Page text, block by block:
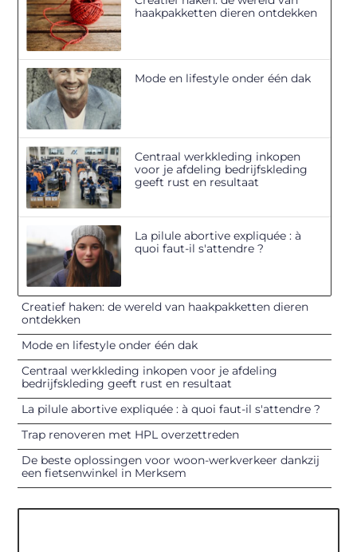
haakpakketten dieren ontdekken
Mode en lifestyle onder één dak
Centraal werkkleding inkopen
voor je afdeling bedrijfskleding
geeft rust en resultaat
La pilule abortive expliquée : à
quoi faut-il s'attendre ?
Creatief haken: de wereld van haakpakketten dieren
ontdekken
Mode en lifestyle onder één dak
Centraal werkkleding inkopen voor je afdeling
bedrijfskleding geeft rust en resultaat
La pilule abortive expliquée : à quoi faut-il s'attendre ?
Trap renoveren met HPL overzettreden
De beste oplossingen voor woon-werkverkeer dankzij
een fietsenwinkel in Merksem